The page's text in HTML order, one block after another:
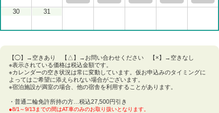
30 31
【◯】→空きあり 【△】→お問い合わせください 【×】→空きなし
※表示されている価格は税込金額です。
※カレンダーの空き状況は常に変動しています。仮お申込みのタイミングに
よってはご希望に添えられない場合がございます。
※宿泊施設が満室の場合、他の宿舎を利用することがあります。
・普通二輪免許所持の方…税込27,500円引き
●8/1～9/13までの間はAT車のみのお取り扱いとなります。